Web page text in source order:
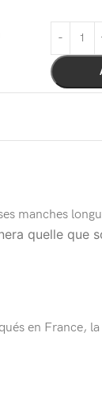
manches
quelle que
en France,